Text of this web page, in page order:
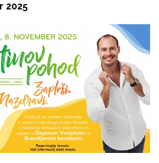
2025